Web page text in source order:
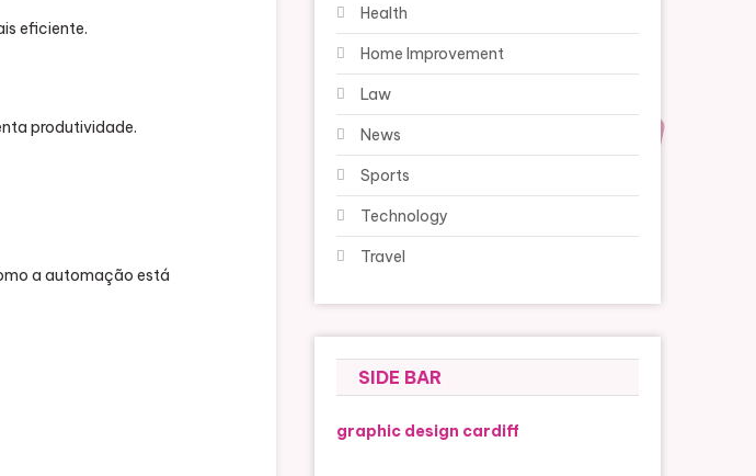
eficiente.
produtividade.
a automação está
Health
Home Improvement
Law
News
Sports
Technology
Travel
SIDE BAR
graphic design cardiff